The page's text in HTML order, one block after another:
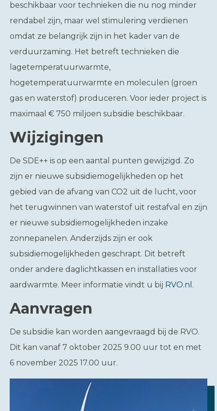
beschikbaar voor technieken die nu nog minder
rendabel zijn, maar wel stimulering verdienen
omdat ze belangrijk zijn in het kader van de
verduurzaming. Het betreft technieken die
lagetemperatuurwarmte,
hogetemperatuurwarmte en moleculen (groen
gas en waterstof) produceren. Voor ieder project is
maximaal € 750 miljoen subsidie beschikbaar.
Wijzigingen
De SDE++ is op een aantal punten gewijzigd. Zo
zijn er nieuwe subsidiemogelijkheden op het
gebied van de afvang van CO2 uit de lucht, voor
het terugwinnen van waterstof uit restafval en zijn
er nieuwe subsidiemogelijkheden inzake
zonnepanelen. Anderzijds zijn er ook
subsidiemogelijkheden geschrapt. Dit betreft
onder andere daglichtkassen en installaties voor
aardwarmte. Meer informatie vindt u bij RVO.nl .
Aanvragen
De subsidie kan worden aangevraagd bij de RVO.
Dit kan vanaf 7 oktober 2025 9.00 uur tot en met
6 november 2025 17.00 uur.